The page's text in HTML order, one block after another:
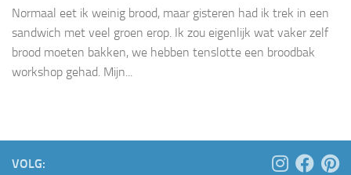
Normaal eet ik weinig brood, maar gisteren had ik trek in een
sandwich met veel groen erop. Ik zou eigenlijk wat vaker zelf
brood moeten bakken, we hebben tenslotte een broodbak
workshop gehad. Mijn...
VOLG: